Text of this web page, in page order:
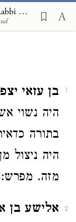
Binyan Yehoshua on Avot D'Rabbi Natan 40:12
1 בן עזאי
היה נשוי
בתורה
היה ניצול
מזה. מפרש:
2 אלישע בן